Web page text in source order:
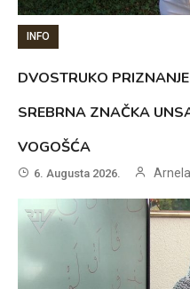
INFO
DVOSTRUKO
SREBRNA ZNAČKA
VOGOŠĆA
6. Augusta 2026.